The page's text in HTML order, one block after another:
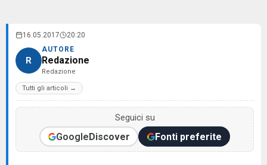
16.05.2017 20:20
R
AUTORE
Redazione
Redazione
Tutti gli articoli →
Seguici su
GoogleDiscover Fonti preferite